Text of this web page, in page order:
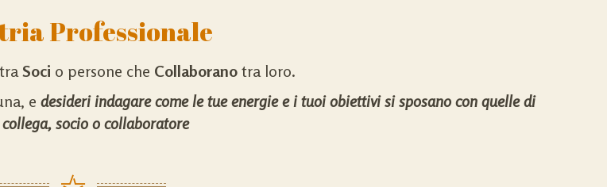
Professionale
Soci o persone che Collaborano tra loro.
e desideri indagare come le tue energie e i tuoi obiettivi si sposano con quelle di
socio o collaboratore